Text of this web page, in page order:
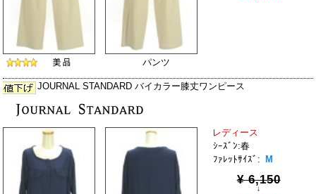
パンツ
JOURNAL STANDARD バイカラー膝丈ワンピース
レディース
ｼｰｽﾞﾝ:春
ﾌｧﾚｯﾄｻｲｽﾞ:
M
¥ 6,150
↓